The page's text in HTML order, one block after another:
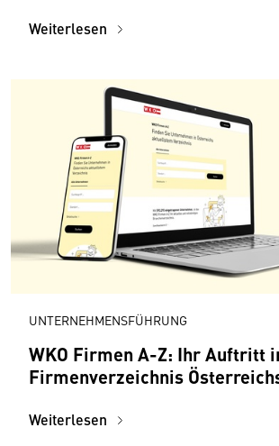
Weiterlesen
UNTERNEHMENSFÜHRUNG
WKO Firmen A-Z: Ihr Auftritt
Firmenverzeichnis
Weiterlesen